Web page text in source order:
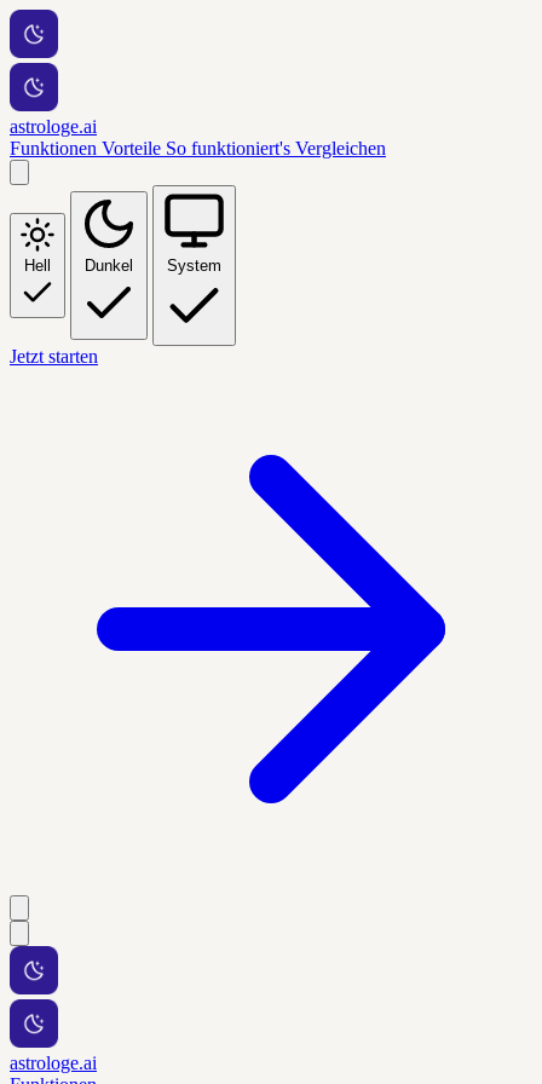
astrologe.ai
Funktionen Vorteile So funktioniert's Vergleichen
Hell Dunkel System
Jetzt starten
astrologe.ai